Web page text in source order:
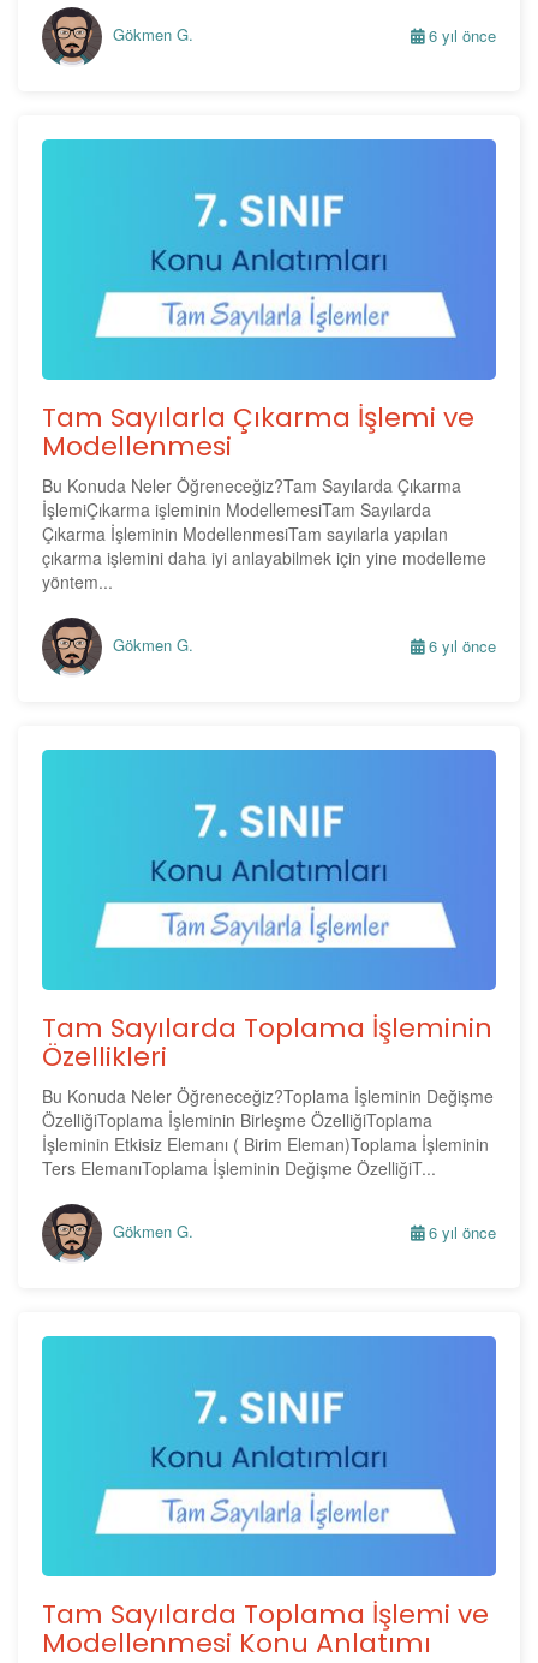
Gökmen G. 6 yıl önce
Tam Sayılarla Çıkarma İşlemi ve
Modellenmesi
Bu Konuda Neler Öğreneceğiz?Tam Sayılarda Çıkarma
İşlemiÇıkarma işleminin ModellemesiTam Sayılarda
Çıkarma İşleminin ModellenmesiTam sayılarla yapılan
çıkarma işlemini daha iyi anlayabilmek için yine modelleme
yöntem...
Gökmen G. 6 yıl önce
Tam Sayılarda Toplama İşleminin
Özellikleri
Bu Konuda Neler Öğreneceğiz?Toplama İşleminin Değişme
ÖzelliğiToplama İşleminin Birleşme ÖzelliğiToplama
İşleminin Etkisiz Elemanı ( Birim Eleman)Toplama İşleminin
Ters ElemanıToplama İşleminin Değişme ÖzelliğiT...
Gökmen G. 6 yıl önce
Tam Sayılarda Toplama İşlemi ve
Modellenmesi Konu Anlatımı